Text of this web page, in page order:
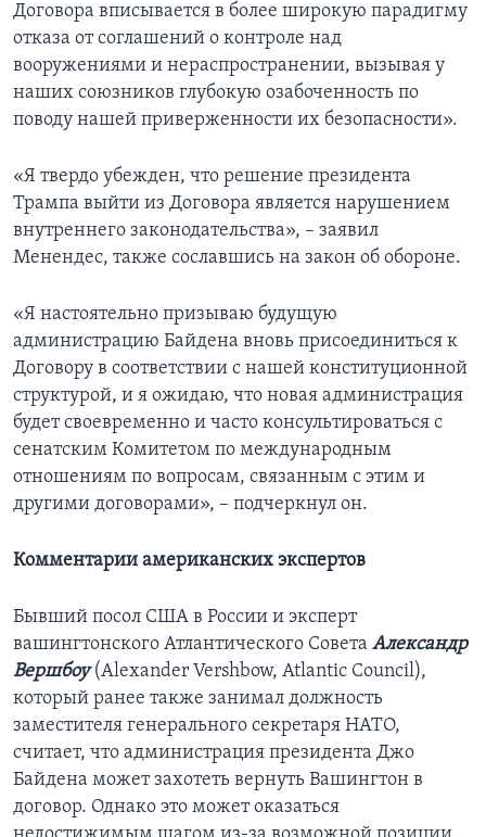
Договора вписывается в более широкую парадигму
отказа от соглашений о контроле над
вооружениями и нераспространении, вызывая у
наших союзников глубокую озабоченность по
поводу нашей приверженности их безопасности».
«Я твердо убежден, что решение президента
Трампа выйти из Договора является нарушением
внутреннего законодательства», – заявил
Менендес, также сославшись на закон об обороне.
«Я настоятельно призываю будущую
администрацию Байдена вновь присоединиться к
Договору в соответствии с нашей конституционной
структурой, и я ожидаю, что новая администрация
будет своевременно и часто консультироваться с
сенатским Комитетом по международным
отношениям по вопросам, связанным с этим и
другими договорами», – подчеркнул он.
Комментарии американских экспертов
Бывший посол США в России и эксперт
вашингтонского Атлантического Совета Александр
Вершбоу(Alexander Vershbow, Atlantic Council),
который ранее также занимал должность
заместителя генерального секретаря НАТО,
считает, что администрация президента Джо
Байдена может захотеть вернуть Вашингтон в
договор. Однако это может оказаться